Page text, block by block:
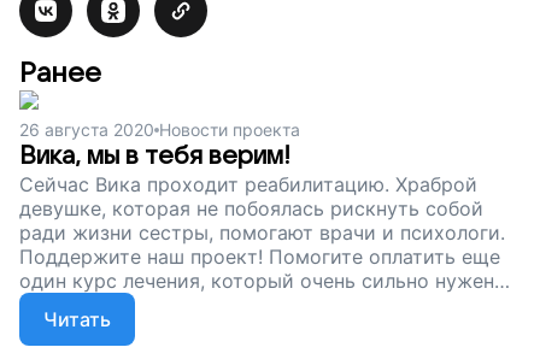
Ранее
26 августа 2020 Новости проекта
Вика, мы в тебя верим!
Сейчас Вика проходит реабилитацию. Храброй
девушке, которая не побоялась рискнуть собой
ради жизни сестры, помогают врачи и психологи.
Поддержите наш проект! Помогите оплатить еще
один курс лечения, который очень сильно нужен
Вике!
Читать